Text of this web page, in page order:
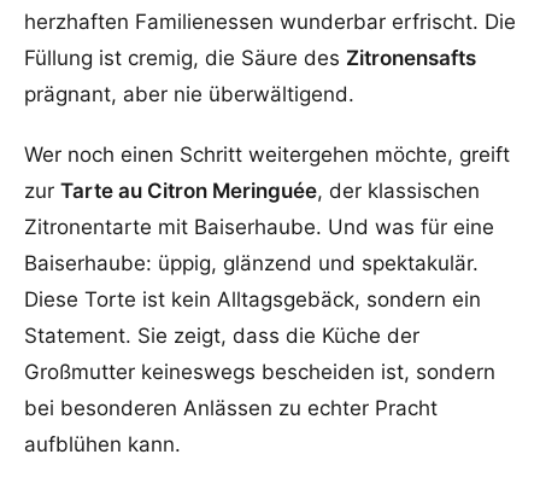
herzhaften Familienessen wunderbar erfrischt. Die
Füllung ist cremig, die Säure des Zitronensafts
prägnant, aber nie überwältigend.
Wer noch einen Schritt weitergehen möchte, greift
zur Tarte au Citron Meringuée, der klassischen
Zitronentarte mit Baiserhaube. Und was für eine
Baiserhaube: üppig, glänzend und spektakulär.
Diese Torte ist kein Alltagsgebäck, sondern ein
Statement. Sie zeigt, dass die Küche der
Großmutter keineswegs bescheiden ist, sondern
bei besonderen Anlässen zu echter Pracht
aufblühen kann.